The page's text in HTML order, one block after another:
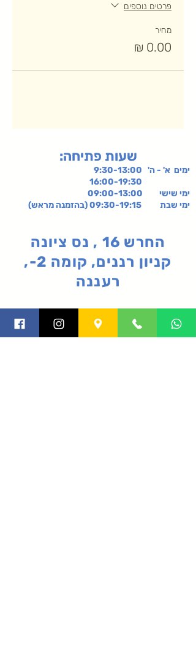
פרטים נוספים
מחיר
:שעות פתיחה
ימים א' - ה' 9:30-13:00
ימי שישי 09:00-13:00
ימי שבת 09:30-19:15 (בהזמנה מראש)
החרש 16 , נס ציונה
קניון רננים, קומה 2-,
רעננה